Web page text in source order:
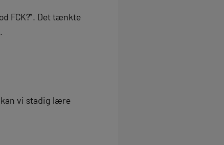
FCK?”. Det tænkte
kan vi stadig lære